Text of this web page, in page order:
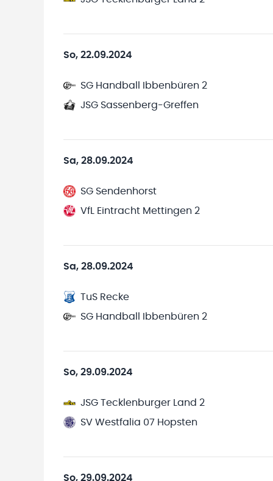
So, 22.09.2024
SG Handball Ibbenbüren 2
JSG Sassenberg-Greffen
Sa, 28.09.2024
SG Sendenhorst
VfL Eintracht Mettingen 2
Sa, 28.09.2024
TuS Recke
SG Handball Ibbenbüren 2
So, 29.09.2024
JSG Tecklenburger Land 2
SV Westfalia 07 Hopsten
So, 29.09.2024